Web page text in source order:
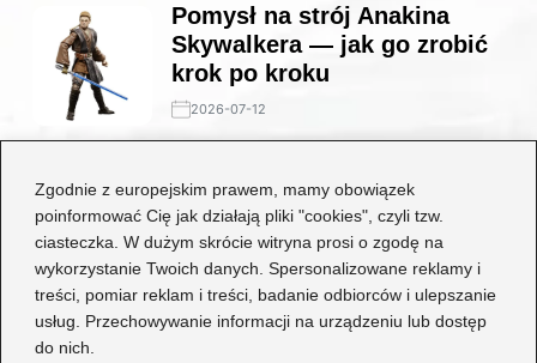
Zgodnie z europejskim prawem, mamy obowiązek
poinformować Cię jak działają pliki "cookies", czyli tzw.
ciasteczka. W dużym skrócie witryna prosi o zgodę na
wykorzystanie Twoich danych. Spersonalizowane reklamy i
treści, pomiar reklam i treści, badanie odbiorców i ulepszanie
usług. Przechowywanie informacji na urządzeniu lub dostęp
do nich.
Pomysł na strój Anakina
Skywalkera — jak go zrobić
krok po kroku
2026-07-12
buty będą idealne do czarnej
koronkowej sukienki?
2026-06-29
Kategorie